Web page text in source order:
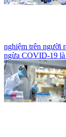
nghiệm trên người
ngừa COVID-19 là